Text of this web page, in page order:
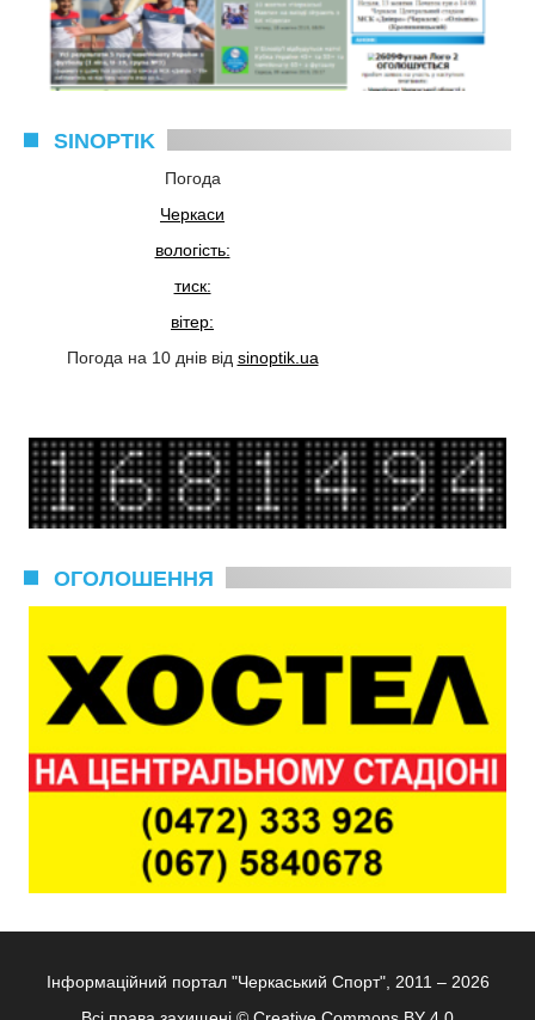
SINOPTIK
Погода
Черкаси
вологість:
тиск:
вітер:
Погода на 10 днів від sinoptik.ua
ОГОЛОШЕННЯ
Інформаційний портал "Черкаський Спорт", 2011 – 2026